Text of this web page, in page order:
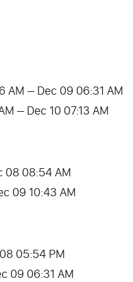
AM – Dec 09 06:31 AM
– Dec 10 07:13 AM
08 08:54 AM
09 10:43 AM
05:54 PM
09 06:31 AM